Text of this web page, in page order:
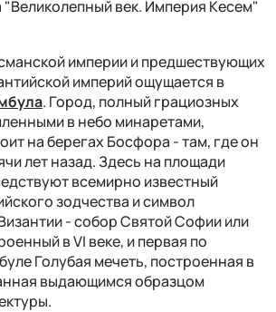
"Великолепный век. Империя Кесем"
империи и предшествующих
империй ощущается в
. Город, полный грациозных
в небо минаретами,
на берегах Босфора - там, где он
лет назад. Здесь на площади
всемирно известный
зодчества и символ
- собор Святой Софии или
в VI веке, и первая по
Голубая мечеть, построенная в
выдающимся образцом